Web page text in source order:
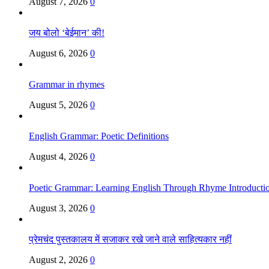
जय बोलो ‘बेईमान’ की!
August 6, 2026 0
Grammar in rhymes
August 5, 2026 0
English Grammar: Poetic Definitions
August 4, 2026 0
Poetic Grammar: Learning English Through Rhyme
August 3, 2026 0
प्रेमचंद पुस्तकालय में सजाकर रखे जाने वाले साहित्यकार नहीं
August 2, 2026 0